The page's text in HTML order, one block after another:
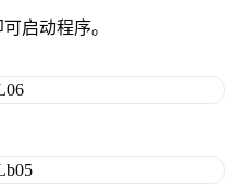
启动程序。